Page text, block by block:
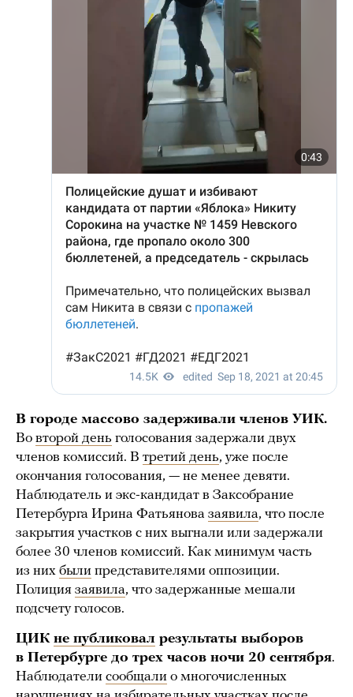
В городе массово задерживали членов УИК.
Во второй день голосования задержали двух
членов комиссий. В третий день, уже после
окончания голосования, — не менее девяти.
Наблюдатель и экс-кандидат в Заксобрание
Петербурга Ирина Фатьянова заявила, что после
закрытия участков с них выгнали или задержали
более 30 членов комиссий. Как минимум часть
из них были представителями оппозиции.
Полиция заявила, что задержанные мешали
подсчету голосов.
ЦИК не публиковал результаты выборов
в Петербурге до трех часов ночи 20 сентября.
Наблюдатели сообщали о многочисленных